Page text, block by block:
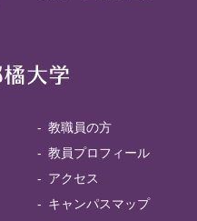
教職員の方
教員プロフィール
アクセス
キャンパスマップ